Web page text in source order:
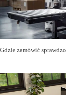
Gdzie zamówić